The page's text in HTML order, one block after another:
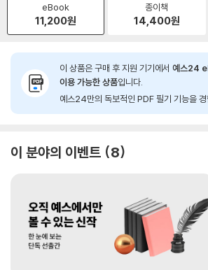
eBook
11,200원
종이책
14,400원
이 상품은 구매 후 지원 기기에서 예스24
이용 가능한 상품입니다.
예스24만의 독보적인 PDF 필기 기능을 경
이 분야의 이벤트 8